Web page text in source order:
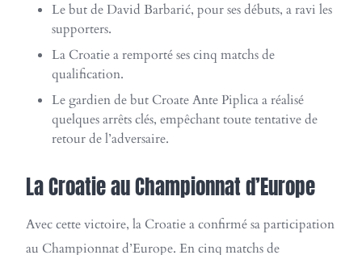
Le but de David Barbarić, pour ses débuts, a ravi les
supporters.
La Croatie a remporté ses cinq matchs de
qualification.
Le gardien de but Croate Ante Piplica a réalisé
quelques arrêts clés, empêchant toute tentative de
retour de l’adversaire.
La Croatie au Championnat d’Europe
Avec cette victoire, la Croatie a confirmé sa participation
au Championnat d’Europe. En cinq matchs de